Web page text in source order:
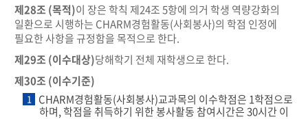
제28조 (목적)이 장은 학칙 제24조 5항에 의거 학생 역량강화의
일환으로 시행하는 CHARM경험활동(사회봉사)의 학점 인정에
필요한 사항을 규정함을 목적으로 한다.
제29조 (이수대상)당해학기 전체 재학생으로 한다.
제30조 (이수기준)
1
CHARM경험활동(사회봉사)교과목의 이수학점은 1학점으로
하며, 학점을 취득하기 위한 봉사활동 참여시간은 30시간 이